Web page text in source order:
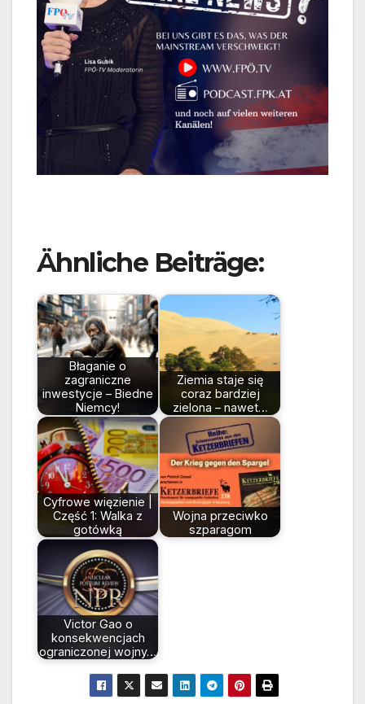
Ähnliche Beiträge:
Błaganie o
zagraniczne
inwestycje – Biedne
Niemcy!
Ziemia staje się
coraz bardziej
zielona – nawet…
Cyfrowe więzienie |
Część 1: Walka z
gotówką
Wojna przeciwko
szparagom
Victor Gao o
konsekwencjach
ograniczonej wojny…